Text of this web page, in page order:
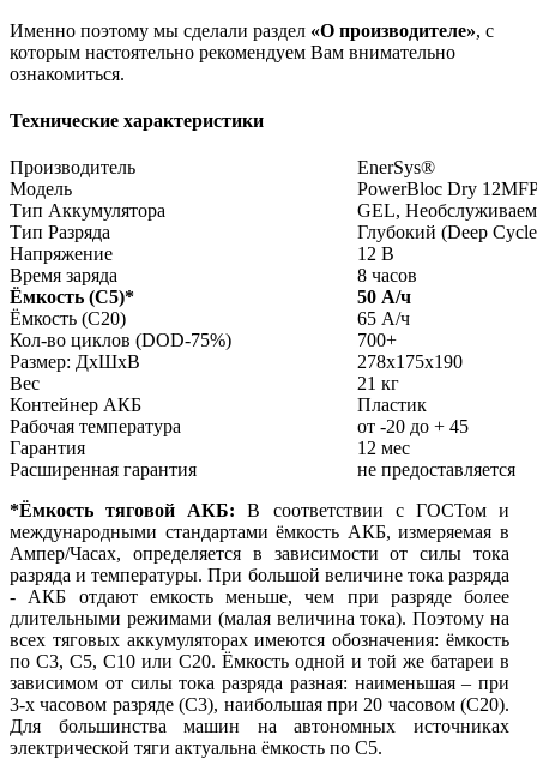
Именно поэтому мы сделали раздел «О производителе», с
которым настоятельно рекомендуем Вам внимательно
ознакомиться.
Технические характеристики
Производитель
EnerSys®
Модель
PowerBloc Dry
Тип Аккумулятора
GEL,
Тип Разряда
Глубокий (Deep
Напряжение
12 В
Время заряда
8 часов
Ёмкость (С5)*
50 А/ч
Ёмкость (С20)
65 А/ч
Кол-во циклов (DOD-75%)
700+
Размер: ДхШхВ
278x175x190
Вес
21 кг
Контейнер АКБ
Пластик
Рабочая температура
от -20 до + 45
Гарантия
12 мес
Расширенная гарантия
не предоставляется
*Ёмкость тяговой АКБ:В соответствии с ГОСТом и
международными стандартами ёмкость АКБ, измеряемая в
Ампер/Часах, определяется в зависимости от силы тока
разряда и температуры. При большой величине тока разряда
- АКБ отдают емкость меньше, чем при разряде более
длительными режимами (малая величина тока). Поэтому на
всех тяговых аккумуляторах имеются обозначения: ёмкость
по С3, С5, С10 или С20. Ёмкость одной и той же батареи в
зависимом от силы тока разряда разная: наименьшая – при
3-х часовом разряде (С3), наибольшая при 20 часовом (С20).
Для большинства машин на автономных источниках
электрической тяги актуальна ёмкость по С5.